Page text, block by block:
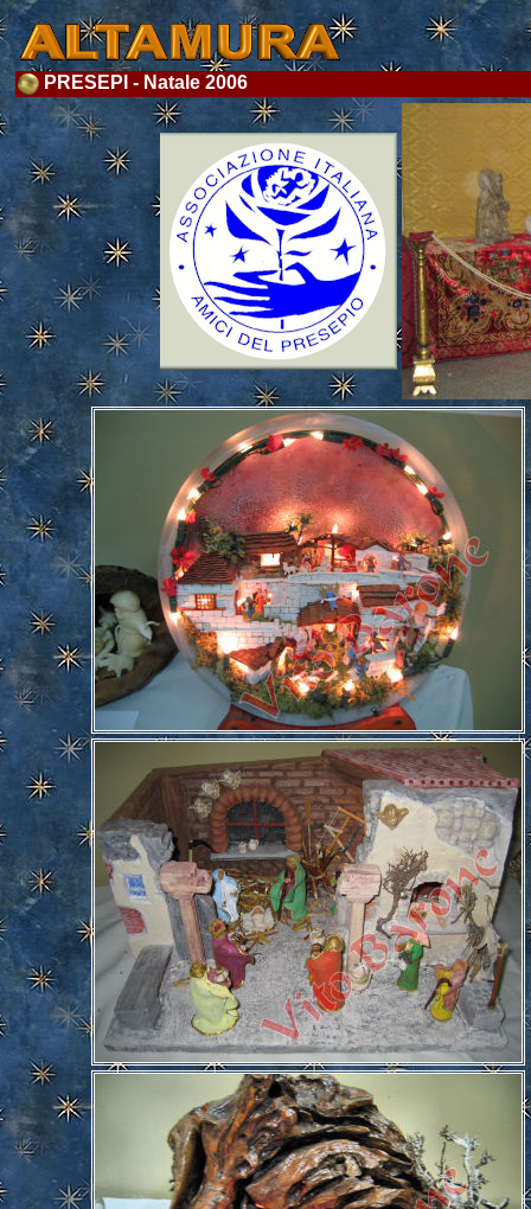
PRESEPI - Natale 2006